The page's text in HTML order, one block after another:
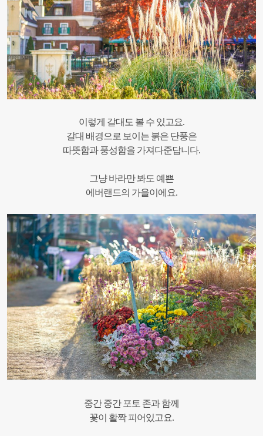
이렇게 갈대도 볼 수 있고요.
갈대 배경으로 보이는 붉은 단풍은
따뜻함과 풍성함을 가져다준답니다.
그냥 바라만 봐도 예쁜
에버랜드의 가을이에요.
중간 중간 포토 존과 함께
꽃이 활짝 피어있고요.